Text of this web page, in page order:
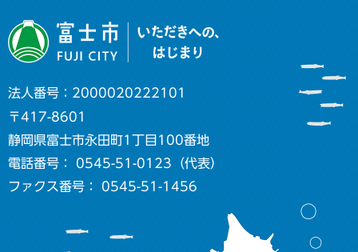
法人番号：2000020222101
〒417-8601
静岡県富士市永田町1丁目100番地
電話番号： 0545-51-0123（代表）
ファクス番号： 0545-51-1456